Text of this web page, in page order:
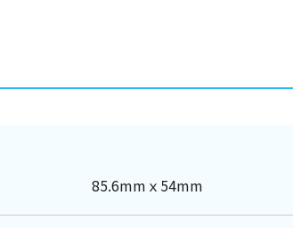
85.6mmｘ54mm